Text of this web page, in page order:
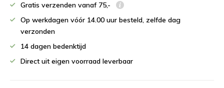
Gratis verzenden vanaf 75,-
Op werkdagen vóór 14.00 uur besteld, zelfde dag
verzonden
14 dagen bedenktijd
Direct uit eigen voorraad leverbaar